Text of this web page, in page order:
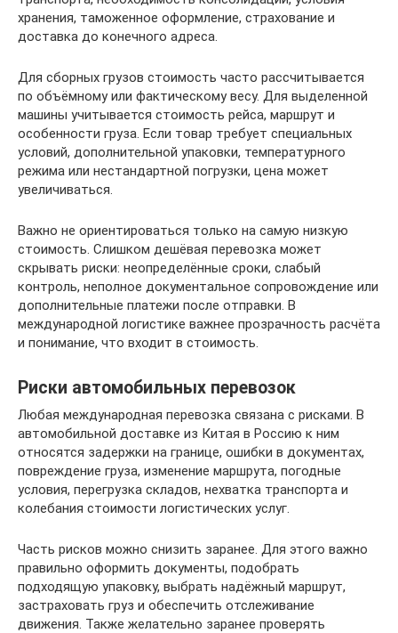
хранения, таможенное оформление, страхование и
доставка до конечного адреса.
Для сборных грузов стоимость часто рассчитывается
по объёмному или фактическому весу. Для выделенной
машины учитывается стоимость рейса, маршрут и
особенности груза. Если товар требует специальных
условий, дополнительной упаковки, температурного
режима или нестандартной погрузки, цена может
увеличиваться.
Важно не ориентироваться только на самую низкую
стоимость. Слишком дешёвая перевозка может
скрывать риски: неопределённые сроки, слабый
контроль, неполное документальное сопровождение или
дополнительные платежи после отправки. В
международной логистике важнее прозрачность расчёта
и понимание, что входит в стоимость.
Риски автомобильных перевозок
Любая международная перевозка связана с рисками. В
автомобильной доставке из Китая в Россию к ним
относятся задержки на границе, ошибки в документах,
повреждение груза, изменение маршрута, погодные
условия, перегрузка складов, нехватка транспорта и
колебания стоимости логистических услуг.
Часть рисков можно снизить заранее. Для этого важно
правильно оформить документы, подобрать
подходящую упаковку, выбрать надёжный маршрут,
застраховать груз и обеспечить отслеживание
движения. Также желательно заранее проверять